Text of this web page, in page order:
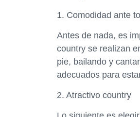
1. Comodidad ante
Antes de nada, es
country se realizan
pie, bailando y
adecuados para
2. Atractivo country